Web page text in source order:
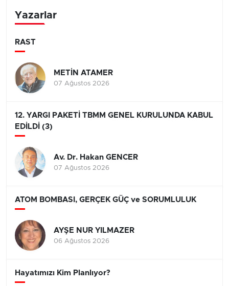
Yazarlar
RAST
METİN ATAMER
07 Ağustos 2026
12. YARGI PAKETİ TBMM GENEL KURULUNDA KABUL
EDİLDİ (3)
Av. Dr. Hakan GENCER
07 Ağustos 2026
ATOM BOMBASI, GERÇEK GÜÇ ve SORUMLULUK
AYŞE NUR YILMAZER
06 Ağustos 2026
Hayatımızı Kim Planlıyor?